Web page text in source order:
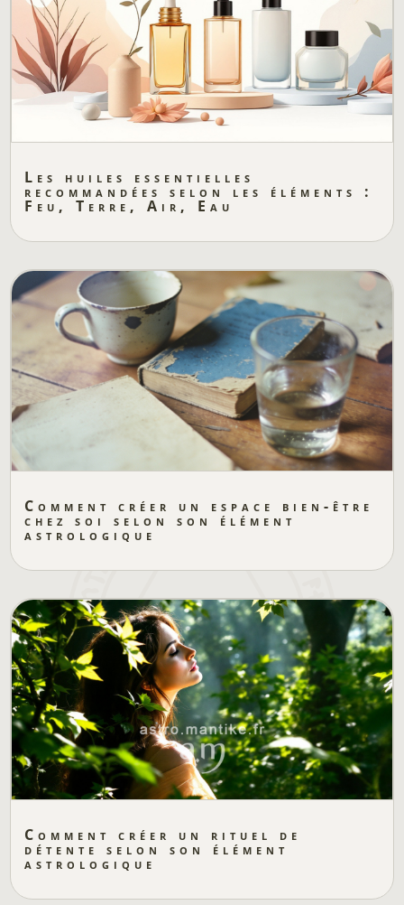
Les huiles essentielles
recommandées selon les éléments :
Feu, Terre, Air, Eau
Comment créer un espace bien-être
chez soi selon son élément
astrologique
Comment créer un rituel de
détente selon son élément
astrologique